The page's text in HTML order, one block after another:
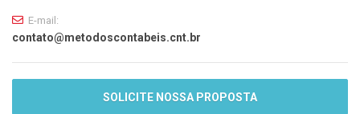
E-mail:
contato@metodoscontabeis.cnt.br
SOLICITE NOSSA PROPOSTA